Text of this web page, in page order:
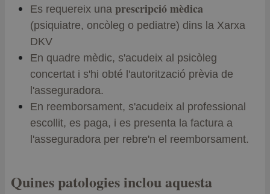
Es requereix una prescripció mèdica
(psiquiatre, oncòleg o pediatre) dins la Xarxa
DKV
En quadre mèdic, s'acudeix al psicòleg
concertat i s'hi obté l'autorització prèvia de
l'asseguradora.
En reemborsament, s'acudeix al professional
escollit, es paga, i es presenta la factura a
l'asseguradora per rebre'n el reemborsament.
Quines patologies inclou aquesta